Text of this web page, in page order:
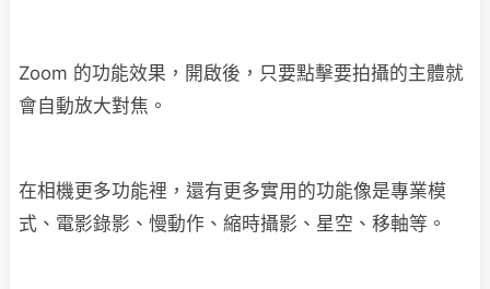
Zoom 的功能效果，開啟後，只要點擊要拍攝的主體就
會自動放大對焦。
在相機更多功能裡，還有更多實用的功能像是專業模
式、電影錄影、慢動作、縮時攝影、星空、移軸等。